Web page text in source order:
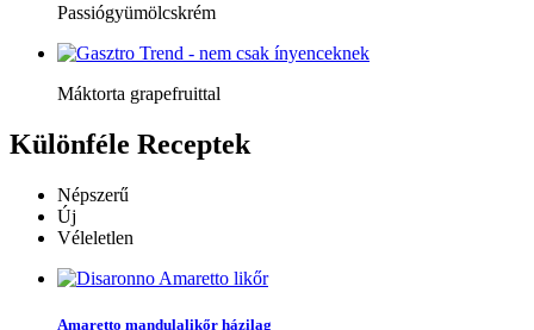
Passiógyümölcskrém
Máktorta grapefruittal
Különféle Receptek
Népszerű
Új
Véleletlen
Amaretto mandulalikőr házilag